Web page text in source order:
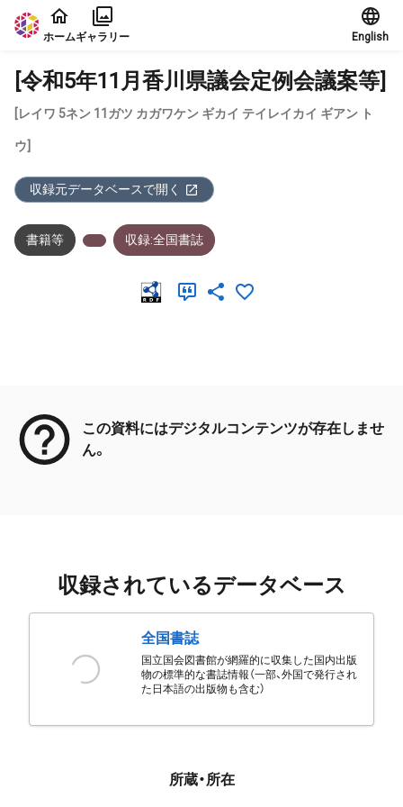
本文に飛ぶ
ホームギャラリー English
[令和5年11月香川県議会定例会議案等]
[レイワ 5ネン 11ガツ カガワケン ギカイ テイレイカイ ギアン ト
ウ]
収録元データベースで開く
書籍等 収録:全国書誌
この資料にはデジタルコンテンツが存在しませ
ん。
収録されているデータベース
全国書誌
国立国会図書館が網羅的に収集した国内出版
物の標準的な書誌情報（一部、外国で発行され
た日本語の出版物も含む）
所蔵・所在